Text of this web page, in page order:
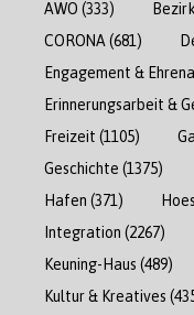
AWO (333)
CORONA (681)
Engagement &
Erinnerungsarbeit &
Freizeit (1105)
Geschichte (1375)
Hafen (371)
Integration (2267)
Keuning-Haus (489)
Kultur & Kreatives